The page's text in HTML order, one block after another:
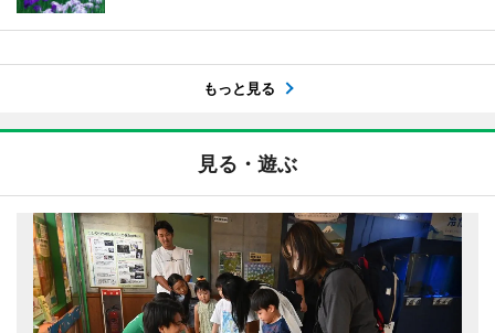
もっと見る
見る・遊ぶ